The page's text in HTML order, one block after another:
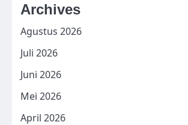
Archives
Agustus 2026
Juli 2026
Juni 2026
Mei 2026
April 2026